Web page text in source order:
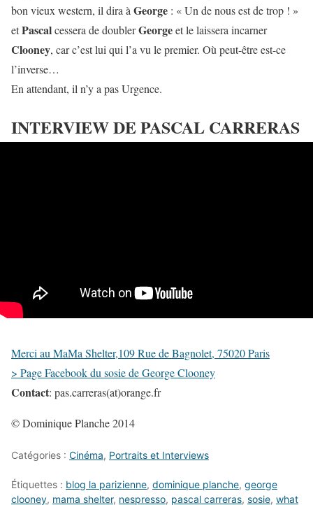
bon vieux western, il dira àGeorge : « Un de nous est de trop ! »
etPascalcessera de doublerGeorgeet le laissera incarner
Clooney, car c’est lui qui l’a vu le premier. Où peut-être est-ce
l’inverse…
En attendant, il n’y a pas Urgence.
INTERVIEW DE PASCAL CARRERAS
Merci au MaMa Shelter,109 Rue de Bagnolet, 75020 Paris
> Page Facebook du sosie de George Clooney
Contact: pas.carreras(at)orange.fr
© Dominique Planche 2014
Catégories : Cinéma, Portraits et Interviews
Étiquettes : blog la parizienne, dominique planche, george
clooney, mama shelter, nespresso, pascal carreras, sosie, what